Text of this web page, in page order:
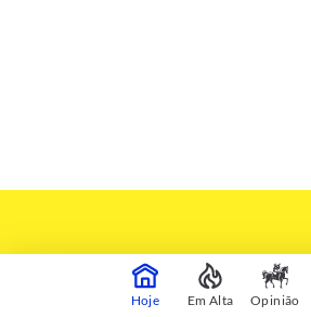
Hoje Em Alta Opinião